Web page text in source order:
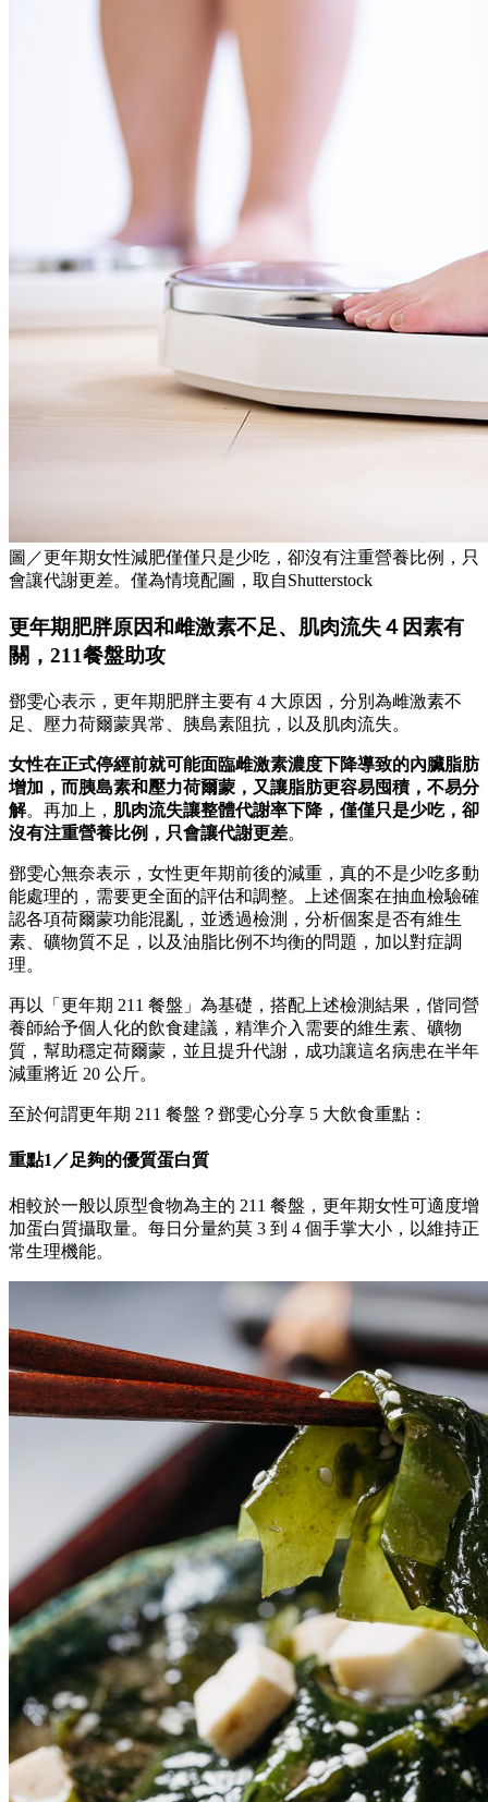
圖／更年期女性減肥僅僅只是少吃，卻沒有注重營養比例，只
會讓代謝更差。僅為情境配圖，取自Shutterstock
更年期肥胖原因和雌激素不足、肌肉流失４因素有
關，211餐盤助攻
鄧雯心表示，更年期肥胖主要有 4 大原因，分別為雌激素不
足、壓力荷爾蒙異常、胰島素阻抗，以及肌肉流失。
女性在正式停經前就可能面臨雌激素濃度下降導致的內臟脂肪
增加，而胰島素和壓力荷爾蒙，又讓脂肪更容易囤積，不易分
解。再加上， 肌肉流失讓整體代謝率下降，僅僅只是少吃，卻
沒有注重營養比例，只會讓代謝更差。
鄧雯心無奈表示，女性更年期前後的減重，真的不是少吃多動
能處理的，需要更全面的評估和調整。上述個案在抽血檢驗確
認各項荷爾蒙功能混亂，並透過檢測，分析個案是否有維生
素、礦物質不足，以及油脂比例不均衡的問題，加以對症調
理。
再以「更年期 211 餐盤」為基礎，搭配上述檢測結果，偕同營
養師給予個人化的飲食建議，精準介入需要的維生素、礦物
質，幫助穩定荷爾蒙，並且提升代謝，成功讓這名病患在半年
減重將近 20 公斤。
至於何謂更年期 211 餐盤？鄧雯心分享 5 大飲食重點：
重點1／足夠的優質蛋白質
相較於一般以原型食物為主的 211 餐盤，更年期女性可適度增
加蛋白質攝取量。每日分量約莫 3 到 4 個手掌大小，以維持正
常生理機能。